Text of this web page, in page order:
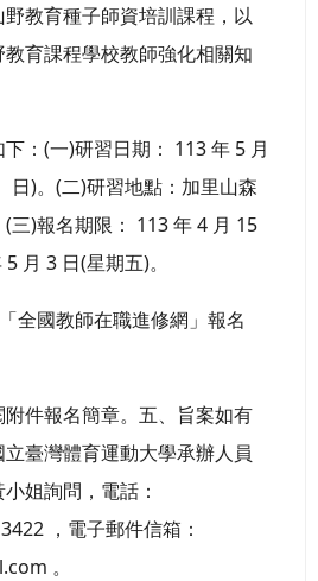
教育種子師資培訓課程，以
育課程學校教師強化相關知
：(一)研習日期： 113 年 5 月
日)。(二)研習地點：加里山森
三)報名期限： 113 年 4 月 15
月 3 日(星期五)。
全國教師在職進修網」報名
件報名簡章。五、旨案如有
臺灣體育運動大學承辦人員
姐詢問，電話：
，電子郵件信箱：
。